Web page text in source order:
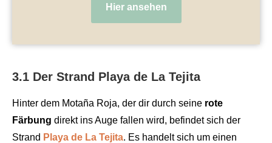
Hier ansehen
3.1 Der Strand Playa de La Tejita
Hinter dem Motaña Roja, der dir durch seine rote
Färbung direkt ins Auge fallen wird, befindet sich der
Strand Playa de La Tejita. Es handelt sich um einen